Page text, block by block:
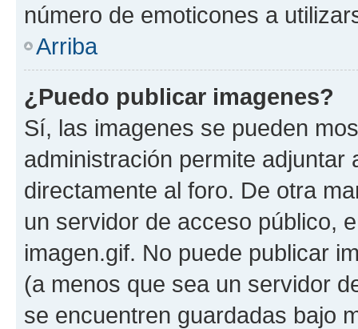
número de emoticones a
Arriba
¿Puedo publicar imagenes?
Sí, las imagenes se pueden
administración permite
directamente al foro. De otra
un servidor de acceso público,
imagen.gif. No puede publicar
(a menos que sea un servidor
se encuentren guardadas bajo